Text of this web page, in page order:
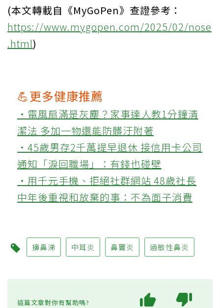
(本文轉載自《MyGoPen》查證參考：
https://www.mygopen.com/2025/02/nose
.html)
💪更多健康推薦
‧電風扇滿是灰塵？家事達人教1分鐘清
潔法 多加一物還能防髒汙附著
‧45歲男存2千萬提早退休 接信用卡公司
通知「淚回職場」：有錢也碰壁
‧用千元手機、拒絕社群網站 48歲社長
中年後重視和放棄的事：不為面子消費
擤鼻涕 中耳炎 鼻竇炎 過敏性鼻炎
這篇文章對你有幫助嗎?